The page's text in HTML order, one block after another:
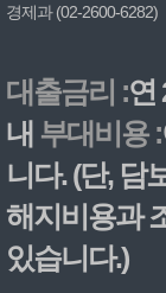
경제과 (02-2600-6282)
대출금리 :연
내 부대비용 :
니다. (단, 담
해지비용과
있습니다.)